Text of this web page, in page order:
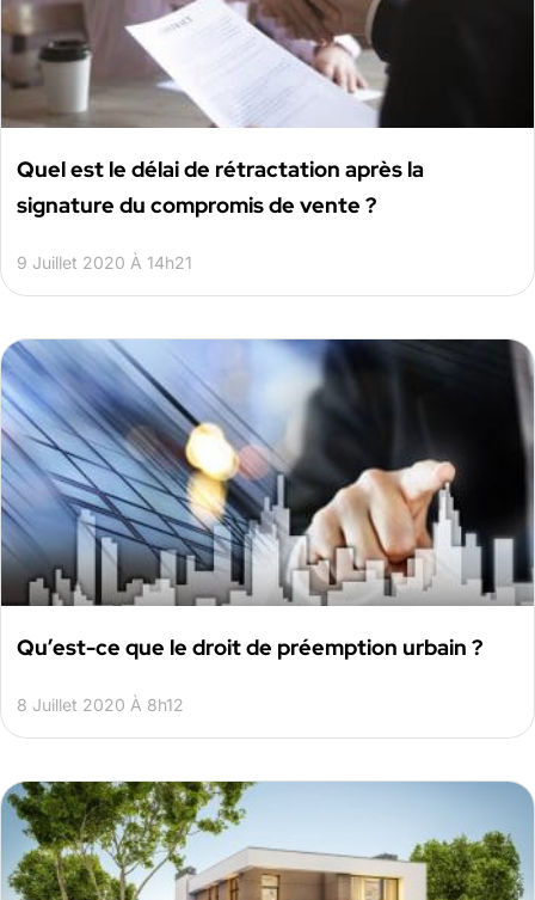
Quel est le délai de rétractation après la
signature du compromis de vente ?
9 Juillet 2020 À 14h21
Qu’est-ce que le droit de préemption urbain ?
8 Juillet 2020 À 8h12